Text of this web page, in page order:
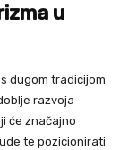
u
dugom tradicijom
razvoja
će značajno
te pozicionirati